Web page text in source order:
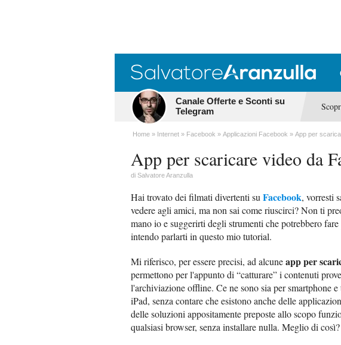
Canale Offerte e Sconti su
Telegram
Home Internet Facebook Applicazioni Facebook App per
App per scaricare video da
di Salvatore Aranzulla
Hai trovato dei filmati divertenti su Facebook, vorresti
vedere agli amici, ma non sai come riuscirci? Non ti
mano io e suggerirti degli strumenti che potrebbero
intendo parlarti in questo mio tutorial.
Mi riferisco, per essere precisi, ad alcuneapp per
permettono per l'appunto di “catturare” i contenuti
l'archiviazione offline. Ce ne sono sia per smartphone
iPad, senza contare che esistono anche delle
delle soluzioni appositamente preposte allo scopo
qualsiasi browser, senza installare nulla. Meglio di così?